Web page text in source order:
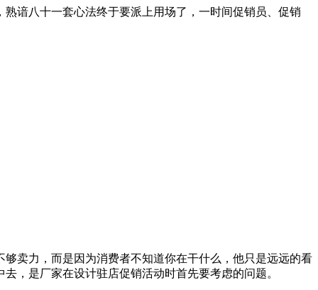
谙八十一套心法终于要派上用场了，一时间促销员、促销
力，而是因为消费者不知道你在干什么，他只是远远的看
，是厂家在设计驻店促销活动时首先要考虑的问题。